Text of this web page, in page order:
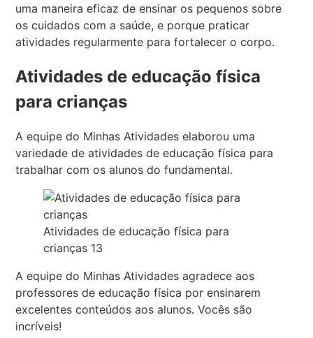
uma maneira eficaz de ensinar os pequenos sobre
os cuidados com a saúde, e porque praticar
atividades regularmente para fortalecer o corpo.
Atividades de educação física
para crianças
A equipe do Minhas Atividades elaborou uma
variedade de atividades de educação física para
trabalhar com os alunos do fundamental.
Atividades de educação física para
crianças 13
A equipe do Minhas Atividades agradece aos
professores de educação física por ensinarem
excelentes conteúdos aos alunos. Vocês são
incríveis!